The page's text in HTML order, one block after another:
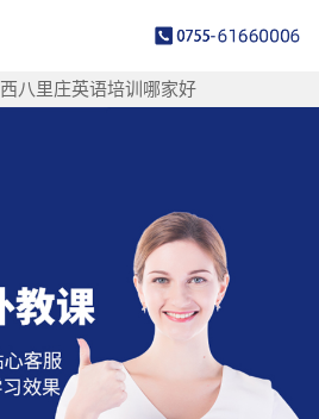
西八里庄英语培训哪家好